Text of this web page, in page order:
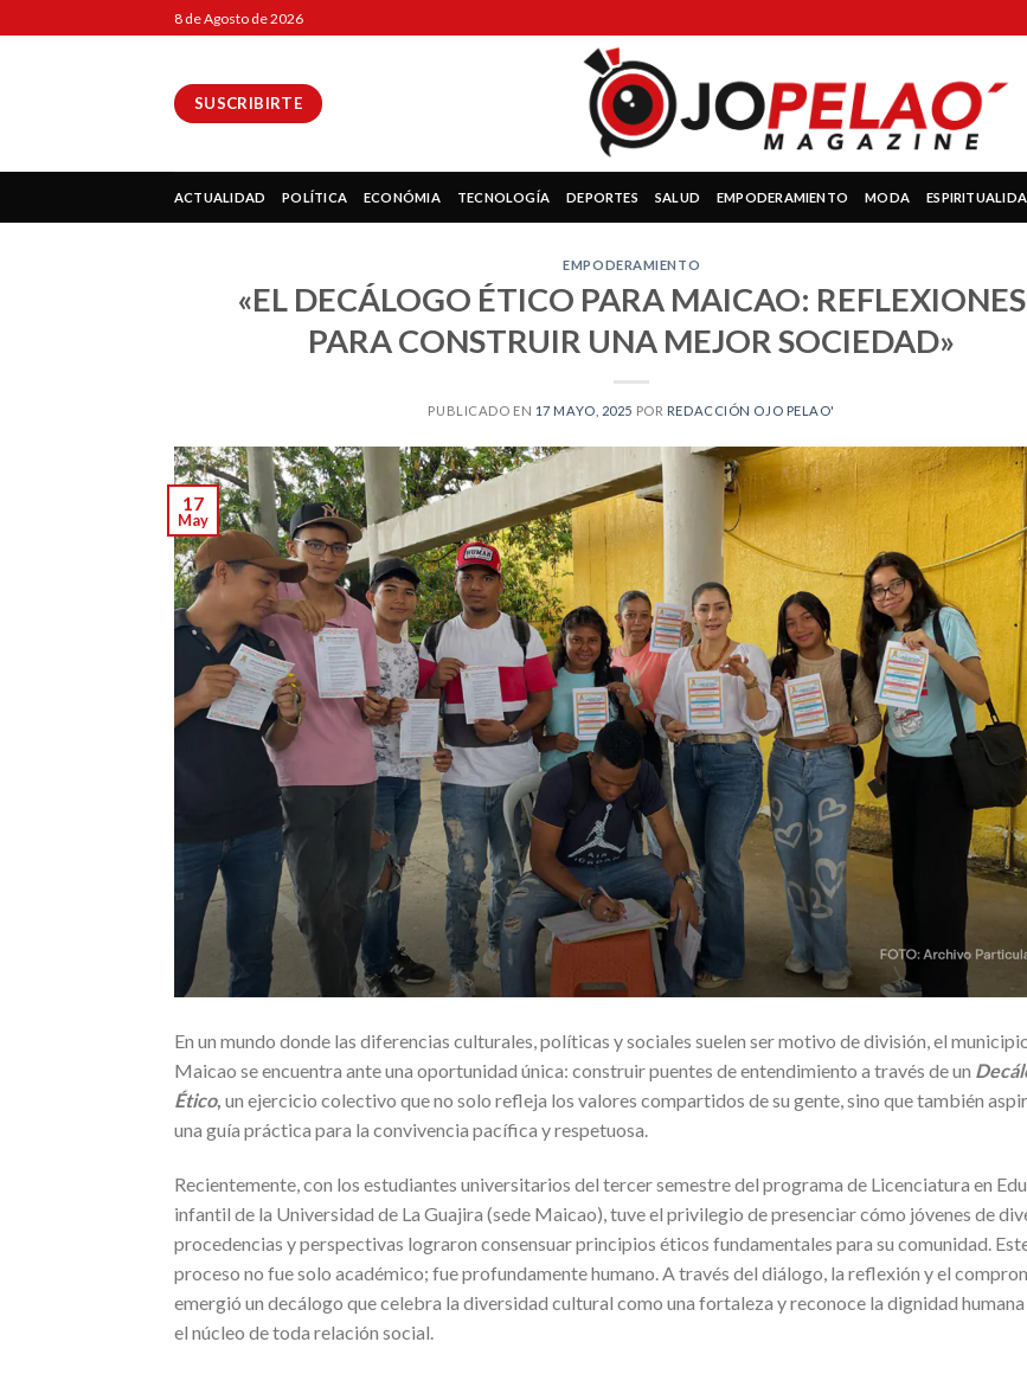
to
8 de Agosto de 2026
SUSCRIBIRTE
ACTUALIDAD POLÍTICA ECONÓMIA TECNOLOGÍA DEPORTES SALUD EMPODERAMIENTO MODA
EMPODERAMIENTO
«EL DECÁLOGO ÉTICO PARA MAICAO: REFLEXIONES
PARA CONSTRUIR UNA MEJOR SOCIEDAD»
PUBLICADO EN 17 MAYO, 2025 POR REDACCIÓN OJO PELAO'
17
May
En un mundo donde las diferencias culturales, políticas y sociales suelen ser motivo de división, el
Maicao se encuentra ante una oportunidad única: construir puentes de entendimiento a través de un
Ético, un ejercicio colectivo que no solo refleja los valores compartidos de su gente, sino que también
una guía práctica para la convivencia pacífica y respetuosa.
Recientemente, con los estudiantes universitarios del tercer semestre del programa de Licenciatura en
infantil de la Universidad de La Guajira (sede Maicao), tuve el privilegio de presenciar cómo jóvenes de
procedencias y perspectivas lograron consensuar principios éticos fundamentales para su comunidad.
proceso no fue solo académico; fue profundamente humano. A través del diálogo, la reflexión y el
emergió un decálogo que celebra la diversidad cultural como una fortaleza y reconoce la dignidad
el núcleo de toda relación social.